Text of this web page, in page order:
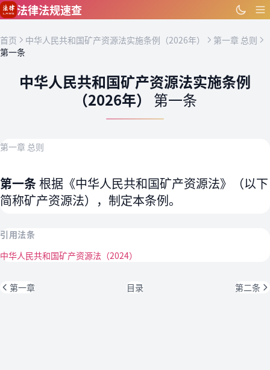
跳到主要内容
法律法规速查
首页 中华人民共和国矿产资源法实施条例（2026年）
第一章 总则
第一条
中华人民共和国矿产资源法实施条例
（2026年） 第一条
第一章 总则
第一条根据《中华人民共和国矿产资源法》（以下
简称矿产资源法），制定本条例。
引用法条
中华人民共和国矿产资源法（2024）
第一章 目录 第二条